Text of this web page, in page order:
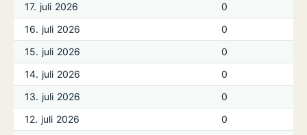
17. juli 2026
0
16. juli 2026
0
15. juli 2026
0
14. juli 2026
0
13. juli 2026
0
12. juli 2026
0